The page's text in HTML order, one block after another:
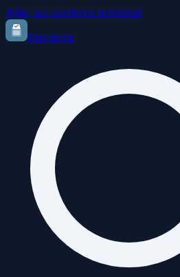
Aller au contenu principal
Elections